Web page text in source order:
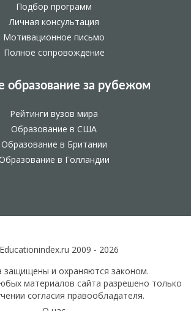
Подбор программ
Личная консультация
Мотивационное письмо
Полное сопровождение
образование за рубежом
Рейтинги вузов мира
Образование в США
Образование в Британии
в Голландии
2009 - 2026
защищены и охраняются законом.
материалов сайта разрешено только
согласия правообладателя.